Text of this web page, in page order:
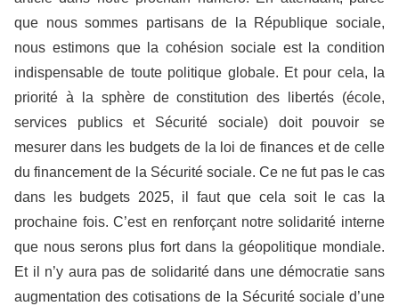
que nous sommes partisans de la République sociale,
nous estimons que la cohésion sociale est la condition
indispensable de toute politique globale. Et pour cela, la
priorité à la sphère de constitution des libertés (école,
services publics et Sécurité sociale) doit pouvoir se
mesurer dans les budgets de la loi de finances et de celle
du financement de la Sécurité sociale. Ce ne fut pas le cas
dans les budgets 2025, il faut que cela soit le cas la
prochaine fois. C’est en renforçant notre solidarité interne
que nous serons plus fort dans la géopolitique mondiale.
Et il n’y aura pas de solidarité dans une démocratie sans
augmentation des cotisations de la Sécurité sociale d’une